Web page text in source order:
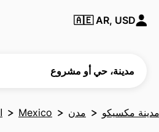
🇦🇪AR, USD
مدينة، حي أو مشروع
Mexico مدن مدينة مكسيكو